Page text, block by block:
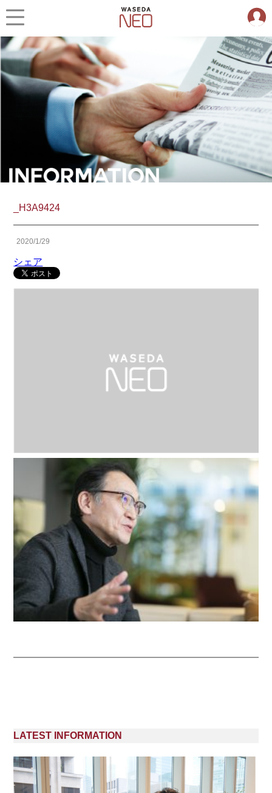
_H3A9424
2020/1/29
シェア
LATEST INFORMATION